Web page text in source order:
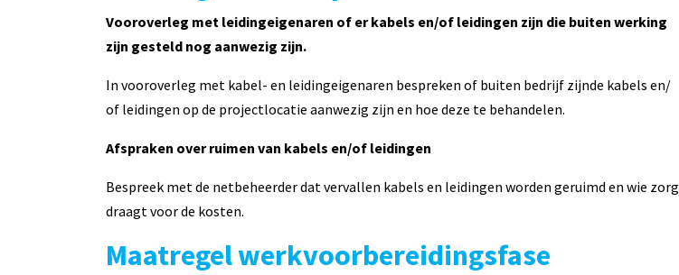
Vooroverleg met leidingeigenaren of er kabels en/of leidingen zijn die buiten werking
zijn gesteld nog aanwezig zijn.
In vooroverleg met kabel- en leidingeigenaren bespreken of buiten bedrijf zijnde kabels en/
of leidingen op de projectlocatie aanwezig zijn en hoe deze te behandelen.
Afspraken over ruimen van kabels en/of leidingen
Bespreek met de netbeheerder dat vervallen kabels en leidingen worden geruimd en wie zorg
draagt voor de kosten.
Maatregel werkvoorbereidingsfase